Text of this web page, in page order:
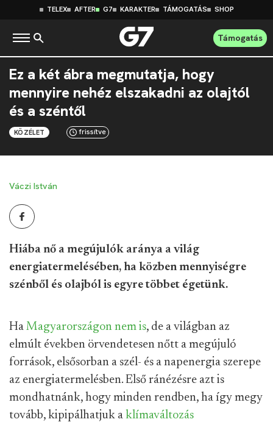
TELEX AFTER G7 KARAKTER TÁMOGATÁS SHOP
Támogatás
Ez a két ábra megmutatja, hogy
mennyire nehéz elszakadni az olajtól
és a széntől
KÖZÉLET frissítve
Váczi István
Hiába nő a megújulók aránya a világ
energiatermelésében, ha közben mennyiségre
szénből és olajból is egyre többet égetünk.
Ha Magyarországon nem is, de a világban az
elmúlt években örvendetesen nőtt a megújuló
források, elsősorban a szél- és a napenergia szerepe
az energiatermelésben. Első ránézésre azt is
mondhatnánk, hogy minden rendben, ha így megy
tovább, kipipálhatjuk a klímaváltozás